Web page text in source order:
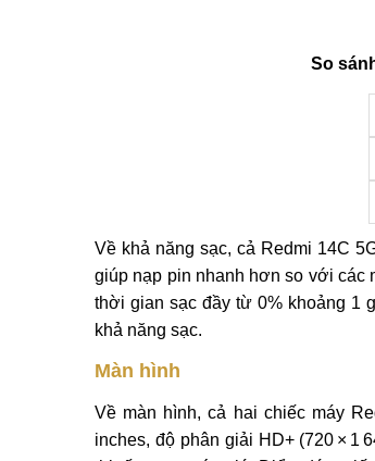
So
Về khả năng sạc, cả Redmi 14C
giúp nạp pin nhanh hơn so với các
thời gian sạc đầy từ 0% khoảng 1
khả năng sạc.
Màn hình
Về màn hình, cả hai chiếc máy
inches, độ phân giải HD+ (720 × 1